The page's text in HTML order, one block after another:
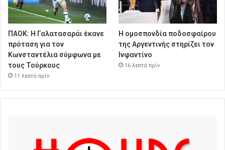
ΠΑΟΚ: Η Γαλατασαράι έκανε
πρόταση για τον
Κωνσταντέλια σύμφωνα με
τους Τούρκους
11 λεπτά πρίν
Η ομοσπονδία ποδοσφαίρου
της Αργεντινής στηρίζει τον
Ινφαντίνο
16 λεπτά πρίν